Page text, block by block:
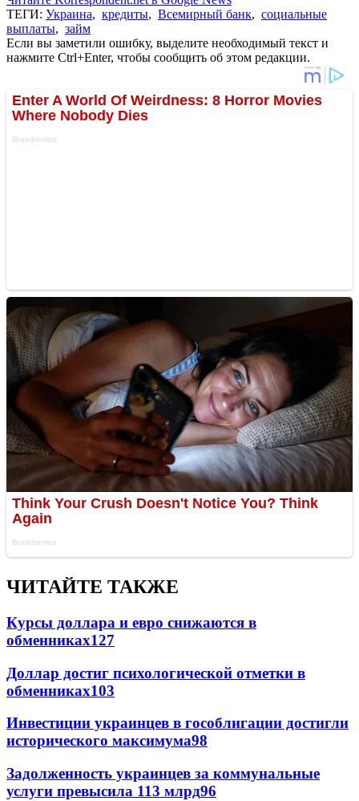
ТЕГИ: Украина, кредиты, Всемирный банк, социальные
выплаты, займ
Если вы заметили ошибку, выделите необходимый текст и
нажмите Ctrl+Enter, чтобы сообщить об этом редакции.
ЧИТАЙТЕ ТАКЖЕ
Курсы доллара и евро снижаются в
обменниках127
Доллар достиг психологической отметки в
обменниках103
Инвестиции украинцев в гособлигации достигли
исторического максимума98
Задолженность украинцев за коммунальные
услуги превысила 113 млрд96